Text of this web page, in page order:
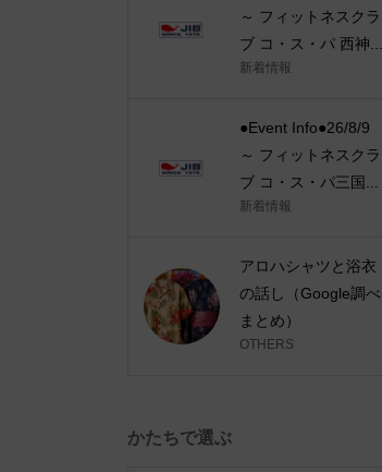
～ フィットネスクラ
ブ コ・ス・パ 西神...
新着情報
●Event Info●26/8/9
～ フィットネスクラ
ブ コ・ス・パ三国...
新着情報
アロハシャツと浴衣
の話し（Google調べ
まとめ）
OTHERS
かたちで選ぶ